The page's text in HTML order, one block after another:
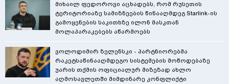
მიხაილ ფედოროვი აცხადებს, რომ რუსეთის
ტერიტორიაზე სამიზნეების წინააღმდეგ Starlink-ის
გამოყენების საკითხზე ილონ მასკთან
მოლაპარაკებებს აწარმოებს
ვოლოდიმირ ზელენსკი - პარტნიორებმა
რაკეტსაწინააღმდეგო სისტემების მოწოდებაზე
უარის თქმის ოფიციალურ მიზეზად ახლო
აღმოსავლეთში მიმდინარე კონფლიქტი